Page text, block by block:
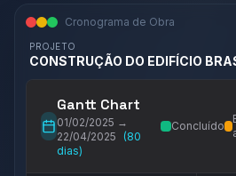
Cronograma de Obra
PROJETO
CONSTRUÇÃO DO EDIFÍCIO
Gantt Chart
01/02/2025 →
22/04/2025
(80
dias)
Concluído